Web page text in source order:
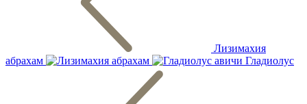
Лизимахия
абрахам
Гладиолус